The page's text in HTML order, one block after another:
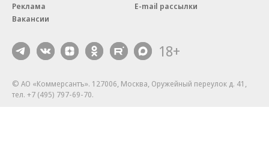
Реклама
Вакансии
E-mail рассылки
18+
© АО «Коммерсантъ». 127006, Москва, Оружейный переулок д. 41,
тел. +7 (495) 797-69-70.